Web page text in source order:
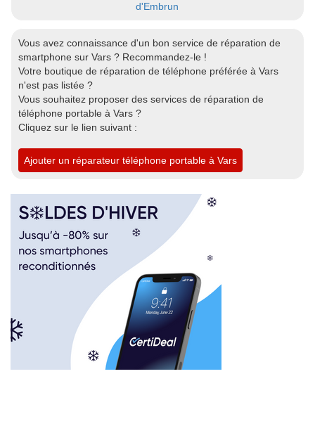
d'Embrun
Vous avez connaissance d'un bon service de réparation de
smartphone sur Vars ? Recommandez-le !
Votre boutique de réparation de téléphone préférée à Vars
n'est pas listée ?
Vous souhaitez proposer des services de réparation de
téléphone portable à Vars ?
Cliquez sur le lien suivant :
Ajouter un réparateur téléphone portable à Vars